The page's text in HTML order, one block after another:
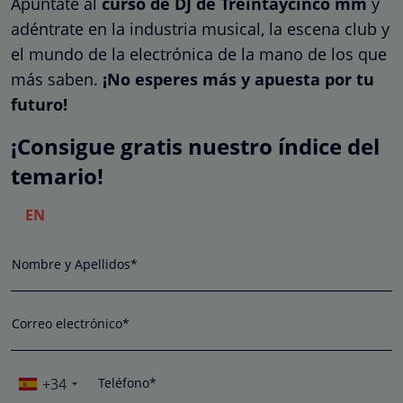
adéntrate en la industria musical, la escena club y
el mundo de la electrónica de la mano de los que
más saben. ¡No esperes más y apuesta por tu
futuro!
¡Consigue gratis nuestro índice del
temario!
EN
Nombre y Apellidos*
Correo electrónico*
+34 Teléfono*